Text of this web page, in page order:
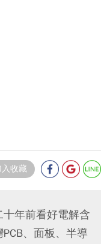
入收藏
年前看好電解含
、面板、半導